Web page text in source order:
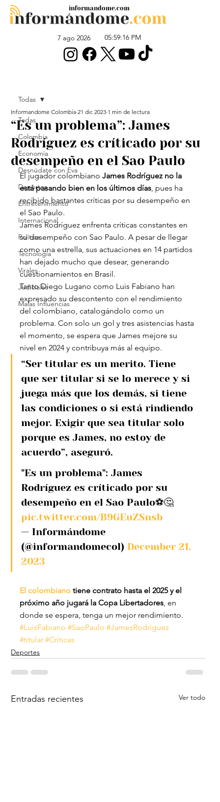
7 ago 2026 05:59:16 PM
informandome.com
Todas
Colombia
Economía
Desnúdate con Eva
Deportes
Entretenimiento
Internacional
Política
Tecnología
Virales
Judiciales
Malas Influencias
Todas
“Es un problema”: James
Rodríguez es críticado por su
desempeño en el Sao Paulo
Informandome Colombia 21 dic 2023 1 min de lectura
El jugador colombiano James Rodríguez no la
está pasando bien en los últimos días, pues ha
recibido bastantes críticas por su desempeño en
el Sao Paulo.
James Rodríguez enfrenta críticas constantes en
su desempeño con Sao Paulo. A pesar de llegar
como una estrella, sus actuaciones en 14 partidos
han dejado mucho que desear, generando
cuestionamientos en Brasil.
Tanto Diego Lugano como Luis Fabiano han
expresado su descontento con el rendimiento
del colombiano, catalogándolo como un
problema. Con solo un gol y tres asistencias hasta
el momento, se espera que James mejore su
nivel en 2024 y contribuya más al equipo.
“Ser titular es un merito. Tiene
que ser titular si se lo merece y si
juega más que los demás, si tiene
las condiciones o si está rindiendo
mejor. Exigir que sea titular solo
porque es James, no estoy de
acuerdo”, aseguró.
"Es un problema": James
Rodríguez es críticado por su
desempeño en el Sao Paulo⚽🤔
pic.twitter.com/B9GEuZSnsb
— Informándome
(@informandomecol) December 21,
2023
El colombiano tiene contrato hasta el 2025 y el
próximo año jugará la Copa Libertadores, en
donde se espera, tenga un mejor rendimiento.
#LuisFabiano #SaoPaulo #JamesRodríguez
#titular #Críticas
Deportes
Entradas recientes Ver todo